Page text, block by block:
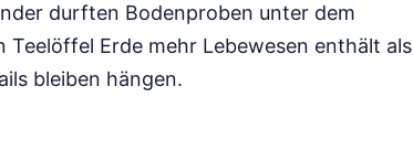
durften Bodenproben unter dem
Erde mehr Lebewesen enthält als
bleiben hängen.